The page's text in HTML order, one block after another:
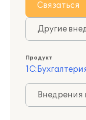
Связаться
Другие
Продукт
Внедрения